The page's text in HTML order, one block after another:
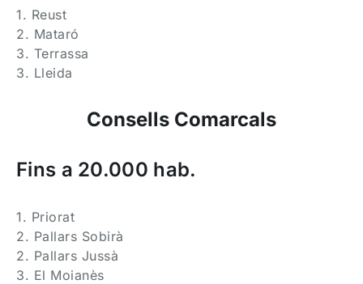
1. Reust
2. Mataró
3. Terrassa
3. Lleida
Consells Comarcals
Fins a 20.000 hab.
1. Priorat
2. Pallars Sobirà
2. Pallars Jussà
3. El Moianès